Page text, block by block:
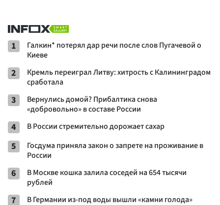
1
Галкин* потерял дар речи после слов Пугачевой о
Киеве
2
Кремль переиграл Литву: хитрость с Калининградом
сработала
3
Вернулись домой? Прибалтика снова
«добровольно» в составе России
4 В России стремительно дорожает сахар
5
Госдума приняла закон о запрете на проживание в
России
6
В Москве кошка залила соседей на 654 тысячи
рублей
7 В Германии из-под воды вышли «камни голода»